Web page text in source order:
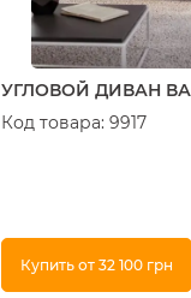
УГЛОВОЙ ДИВАН
Код товара: 9917
Купить от 32 100 грн